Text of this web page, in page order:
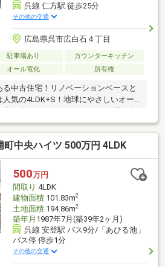
呉線 仁方駅 徒歩25分
その他の交通
広島県呉市広白石４丁目
駐車場あり
カウンターキッチン
オール電化 所有権
中古住宅！リノベーションベースと
気の4LDK+S！地球にやさしいオー
町中央ハイツ 500万円 4LDK
500万円
間取り 4LDK
建物面積101.83m2
土地面積194.86m2
築年月 1987年7月(築39年2ヶ月)
呉線 安登駅 バス9分/「あひる池」
バス停 停歩1分
その他の交通